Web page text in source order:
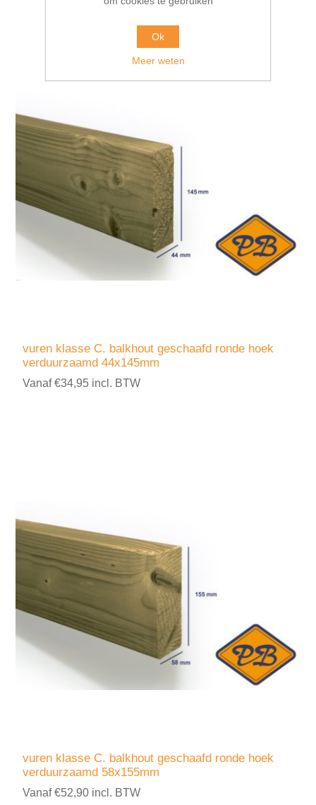
vuren klasse C. balkhout geschaafd ronde hoek
verduurzaamd 44x145mm
Vanaf €34,95 incl. BTW
vuren klasse C. balkhout geschaafd ronde hoek
verduurzaamd 58x155mm
Vanaf €52,90 incl. BTW
Ok
Meer weten